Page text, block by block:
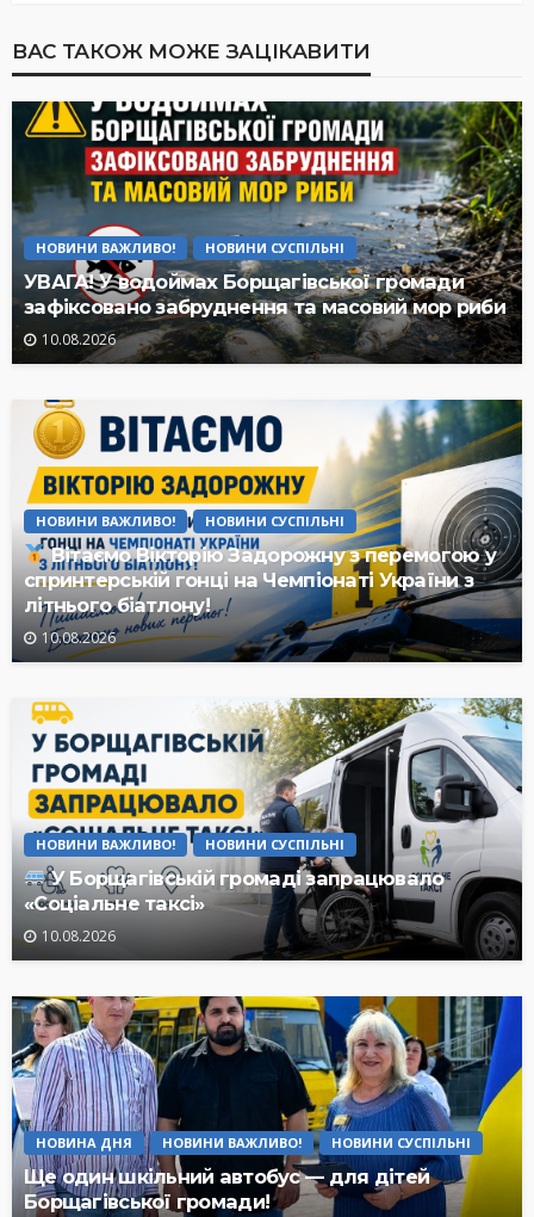
ВАС ТАКОЖ МОЖЕ ЗАЦІКАВИТИ
НОВИНИ ВАЖЛИВО! НОВИНИ СУСПІЛЬНІ
УВАГА! У водоймах Борщагівської громади
зафіксовано забруднення та масовий мор риби
10.08.2026
НОВИНИ ВАЖЛИВО! НОВИНИ СУСПІЛЬНІ
Вітаємо Вікторію Задорожну з перемогою у
спринтерській гонці на Чемпіонаті України з
літнього біатлону!
10.08.2026
НОВИНИ ВАЖЛИВО! НОВИНИ СУСПІЛЬНІ
У Борщагівській громаді запрацювало
«Соціальне таксі»
10.08.2026
НОВИНА ДНЯ НОВИНИ ВАЖЛИВО! НОВИНИ СУСПІЛЬНІ
Ще один шкільний автобус — для дітей
Борщагівської громади!